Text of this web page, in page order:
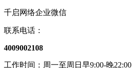
千启网络企业微信
联系电话：
4009002108
工作时间：周一至周日早9:00-晚22:00